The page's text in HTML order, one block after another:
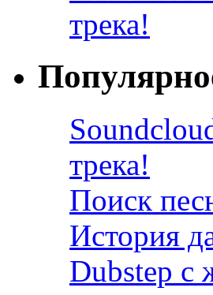
трека!
трека!
Поиск
История
Dubstep с